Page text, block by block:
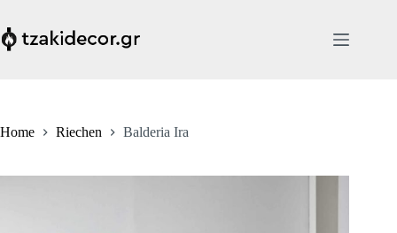
content
Home Riechen Balderia Ira